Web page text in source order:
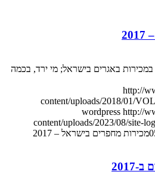
ב-2017 חלה ירידה של כ-10% במכירות באגרים בישראל; מי ירד, בכמה
http://
content/uploads/2018/01/
wordpress http://
content/uploads/2023/08/site-
מכירות מחפרים בישראל – 2017